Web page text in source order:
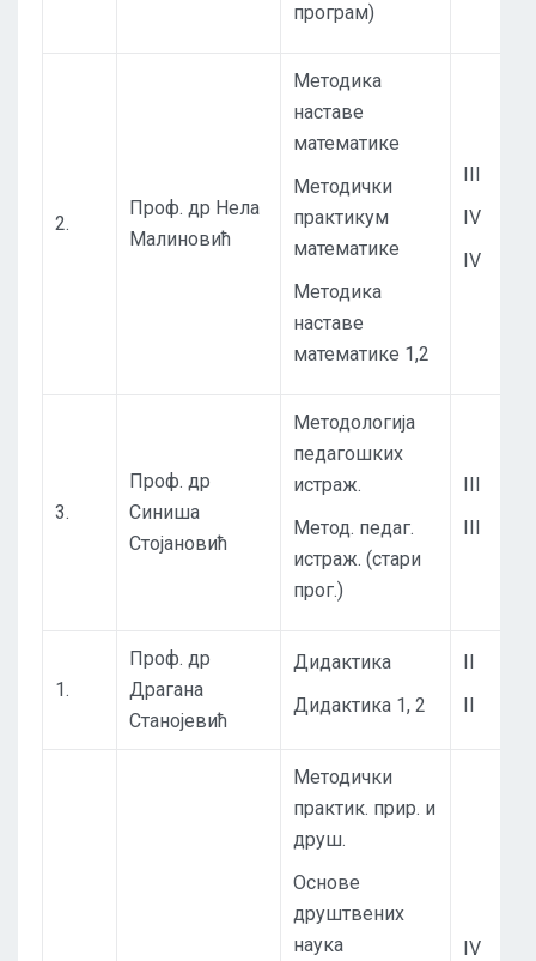
програм)
2.
Проф. др Нела
Малиновић
Методика
наставе
математике
Методички
практикум
математике
Методика
наставе
математике 1,2
III
IV
IV
3.
Проф. др
Синиша
Стојановић
Методологија
педагошких
истраж.
Метод. педаг.
истраж. (стари
прог.)
III
III
1.
Проф. др
Драгана
Станојевић
Дидактика
Дидактика 1, 2
II
II
Методички
практик. прир. и
друш.
Основе
друштвених
наука
IV